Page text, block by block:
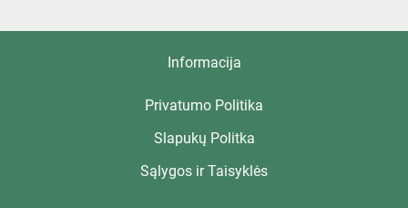
Informacija
Privatumo Politika
Slapukų Politka
Sąlygos ir Taisyklės